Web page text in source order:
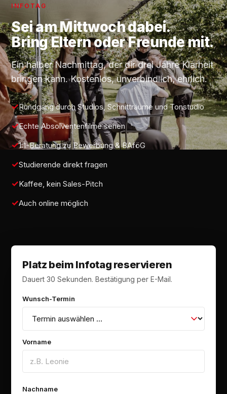
INFOTAG
Sei amMittwochdabei.
Bring Eltern oder Freunde mit.
Ein halber Nachmittag, der dir drei Jahre Klarheit
bringen kann. Kostenlos, unverbindlich, ehrlich.
Rundgang durch Studios, Schnitträume und Tonstudio
Echte Absolventenfilme sehen
1:1-Beratung zu Bewerbung & BAföG
Studierende direkt fragen
Kaffee, kein Sales-Pitch
Auch online möglich
Platz beim Infotag reservieren
Dauert 30 Sekunden. Bestätigung per E-Mail.
Wunsch-Termin
Vorname
Nachname